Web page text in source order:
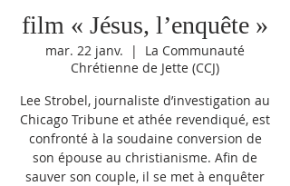
film « Jésus, l’enquête »
mar. 22 janv.
  |
La Communauté
Chrétienne de Jette (CCJ)
Lee Strobel, journaliste d’investigation au
Chicago Tribune et athée revendiqué, est
confronté à la soudaine conversion de
son épouse au christianisme. Afin de
sauver son couple, il se met à enquêter